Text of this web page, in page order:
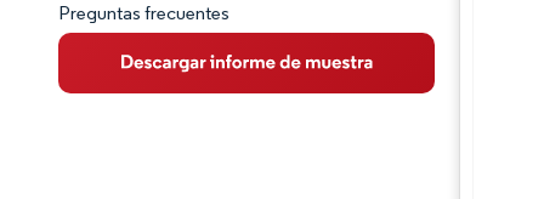
Visión General del Mercado
Tendencias Principales del Mercado
Preguntas frecuentes